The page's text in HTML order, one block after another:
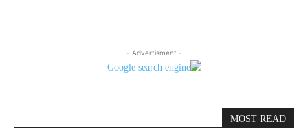
- Advertisment -
MOST READ